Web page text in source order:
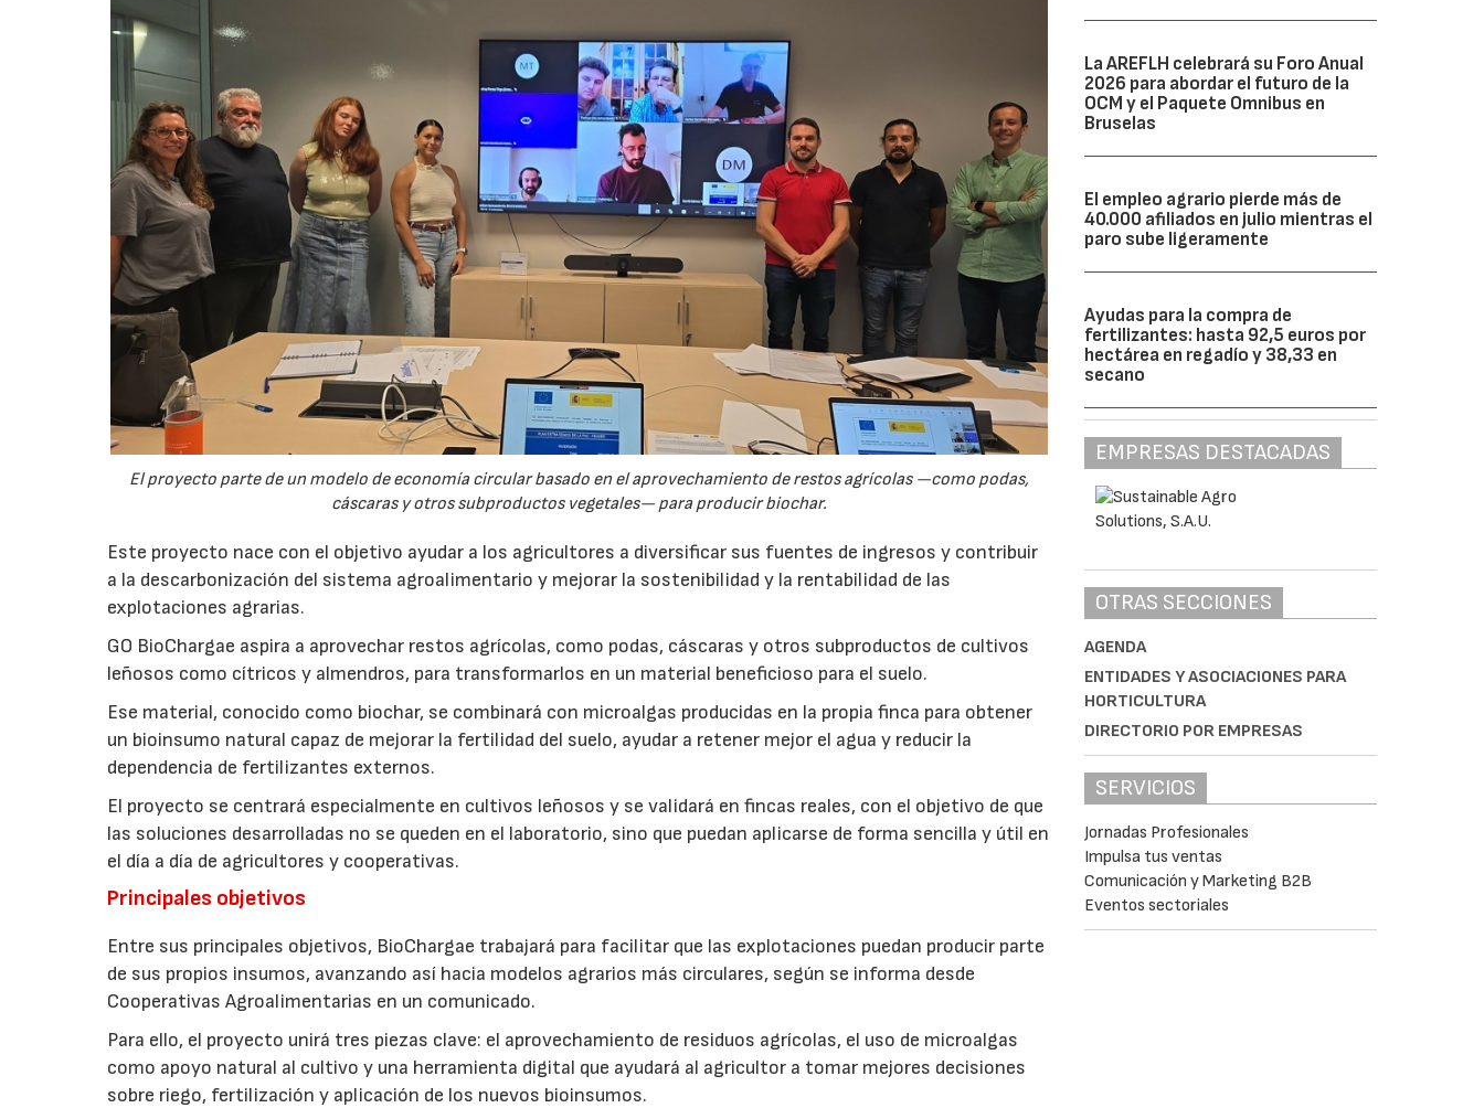
El proyecto parte de un modelo de economía circular basado en el aprovechamiento de restos agrícolas —como podas,
cáscaras y otros subproductos vegetales— para producir biochar.
Este proyecto nace con el objetivo ayudar a los agricultores a diversificar sus fuentes de ingresos y contribuir
a la descarbonización del sistema agroalimentario y mejorar la sostenibilidad y la rentabilidad de las
explotaciones agrarias.
GO BioChargae aspira a aprovechar restos agrícolas, como podas, cáscaras y otros subproductos de cultivos
leñosos como cítricos y almendros, para transformarlos en un material beneficioso para el suelo.
Ese material, conocido como biochar, se combinará con microalgas producidas en la propia finca para obtener
un bioinsumo natural capaz de mejorar la fertilidad del suelo, ayudar a retener mejor el agua y reducir la
dependencia de fertilizantes externos.
El proyecto se centrará especialmente en cultivos leñosos y se validará en fincas reales, con el objetivo de que
las soluciones desarrolladas no se queden en el laboratorio, sino que puedan aplicarse de forma sencilla y útil en
el día a día de agricultores y cooperativas.
Principales objetivos
Entre sus principales objetivos, BioChargae trabajará para facilitar que las explotaciones puedan producir parte
de sus propios insumos, avanzando así hacia modelos agrarios más circulares, según se informa desde
Cooperativas Agroalimentarias en un comunicado.
Para ello, el proyecto unirá tres piezas clave: el aprovechamiento de residuos agrícolas, el uso de microalgas
como apoyo natural al cultivo y una herramienta digital que ayudará al agricultor a tomar mejores decisiones
sobre riego, fertilización y aplicación de los nuevos bioinsumos.
La AREFLH celebrará su Foro Anual
2026 para abordar el futuro de la
OCM y el Paquete Omnibus en
Bruselas
El empleo agrario pierde más de
40.000 afiliados en julio mientras el
paro sube ligeramente
Ayudas para la compra de
fertilizantes: hasta 92,5 euros por
hectárea en regadío y 38,33 en
secano
EMPRESAS DESTACADAS
OTRAS SECCIONES
AGENDA
ENTIDADES Y ASOCIACIONES PARA
HORTICULTURA
DIRECTORIO POR EMPRESAS
SERVICIOS
Jornadas Profesionales
Impulsa tus ventas
Comunicación y Marketing B2B
Eventos sectoriales